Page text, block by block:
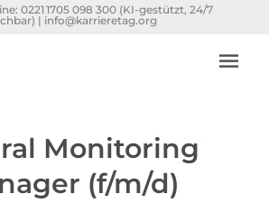
0221 1705 098 300 (KI-gestützt, 24/7
| info@karrieretag.org
Monitoring
(f/m/d)